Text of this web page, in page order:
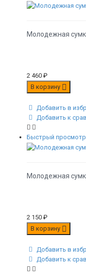
Молодежная
2 460 ₽
В корзину
Добавить в
Добавить к
Быстрый просмотр
Молодежная
2 150 ₽
В корзину
Добавить в
Добавить к